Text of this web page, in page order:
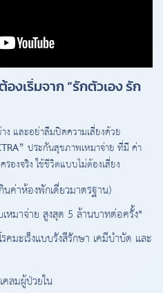
งเริ่มจาก “รักตัวเอง รัก
ง และอย่าลืมปิดความเสี่ยงด้วย
ประกันสุขภาพเหมาจ่าย ที่มี ค่า
องจริง ใช้ชีวิตแบบไม่ต้องเสี่ยง
นค่าห้องพักเดี่ยวมาตรฐาน)
หมาจ่าย สูงสุด 5 ล้านบาทต่อครั้ง*
คมะเร็งแบบรังสีรักษา เคมีบำบัด และ
คลมผู้ป่วยใน